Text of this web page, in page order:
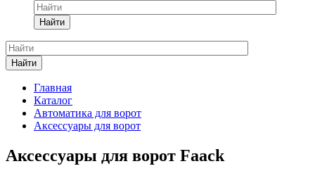
Найти
Найти
Главная
Каталог
Автоматика для ворот
Аксессуары для ворот
Аксессуары для ворот Faack